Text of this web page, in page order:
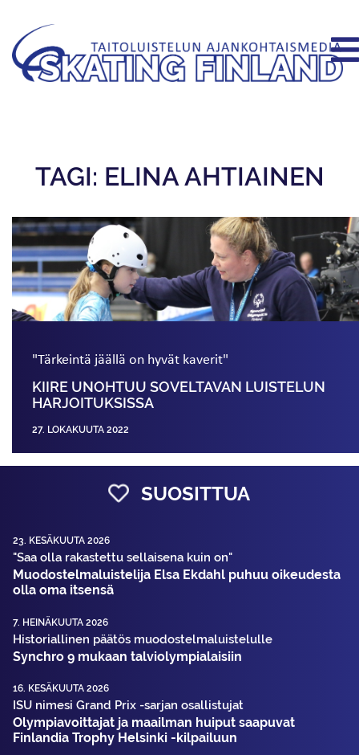
TAGI: ELINA AHTIAINEN
"Tärkeintä jäällä on hyvät kaverit"
KIIRE UNOHTUU SOVELTAVAN LUISTELUN
HARJOITUKSISSA
27. LOKAKUUTA 2022
SUOSITTUA
23. KESÄKUUTA 2026
"Saa olla rakastettu sellaisena kuin on"
Muodostelma­luistelija Elsa Ekdahl puhuu oikeudesta
olla oma itsensä
7. HEINÄKUUTA 2026
Historiallinen päätös muodostelmaluistelulle
Synchro 9 mukaan talviolympialaisiin
16. KESÄKUUTA 2026
ISU nimesi Grand Prix -sarjan osallistujat
Olympiavoittajat ja maailman huiput saapuvat
Finlandia Trophy Helsinki -kilpailuun